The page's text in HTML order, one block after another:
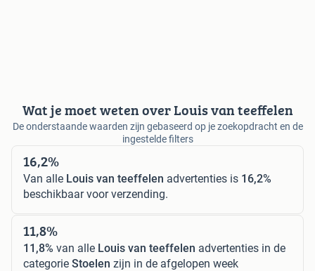
Wat je moet weten over Louis van teeffelen
De onderstaande waarden zijn gebaseerd op je zoekopdracht en de
ingestelde filters
16,2%
Van alle Louis van teeffelen advertenties is 16,2%
beschikbaar voor verzending.
11,8%
11,8% van alle Louis van teeffelen advertenties in de
categorie Stoelen zijn in de afgelopen week